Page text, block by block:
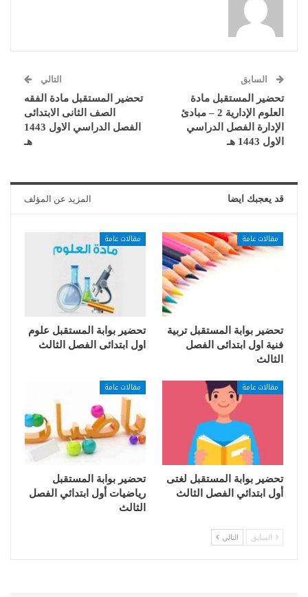
السابق
تحضير المستقبل مادة
العلوم الإدارية 2 – مبادئ
الإدارة الفصل الدراسي
الاول 1443 هـ
التالي
تحضير المستقبل مادة الفقه
الصف الثانى الابتدائى
الفصل الدراسي الاول 1443
هـ
قد يعجبك ايضا المزيد عن المؤلف
مقالات عامة
تحضير بوابة المستقبل تربية
فنية اول ابتدائى الفصل
الثالث
مقالات عامة
تحضير بوابة المستقبل علوم
اول ابتدائى الفصل الثالث
مقالات عامة
تحضير بوابة المستقبل لغتى
أول ابتدائي الفصل الثالث
مقالات عامة
تحضير بوابة المستقبل
رياضيات أول ابتدائي الفصل
الثالث
السابق التالي